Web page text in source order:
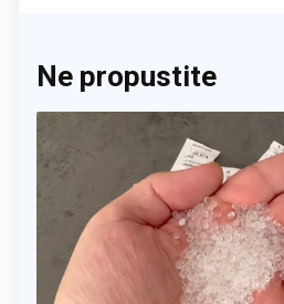
Ne propustite